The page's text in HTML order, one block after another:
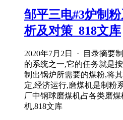
邹平三电#3炉制
析及对策_818文库
2020年7月2日 · 目录摘要
的系统之一,它的任务就是
制出锅炉所需要的煤粉,将
定,经济运行,磨煤机是制粉
厂中钢球磨煤机占各类磨
机,818文库